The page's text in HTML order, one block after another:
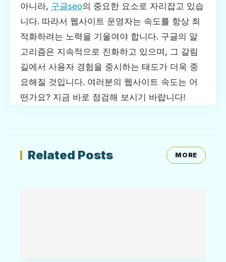
아니라, 구글seo의 중요한 요소로 자리잡고 있습
니다. 따라서 웹사이트 운영자는 속도를 항상 최
적화하려는 노력을 기울여야 합니다. 구글의 알
고리즘은 지속적으로 진화하고 있으며, 그 갈림
길에서 사용자 경험을 중시하는 태도가 더욱 중
요해질 것입니다. 여러분의 웹사이트 속도는 어
떤가요? 지금 바로 점검해 보시기 바랍니다!
Related Posts MORE